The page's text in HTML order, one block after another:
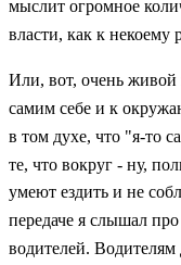
мыслит огромное
власти, как к некоему
Или, вот, очень живой
самим себе и к
в том духе, что "я-то
те, что вокруг - ну,
умеют ездить и не
передаче я слышал
водителей.